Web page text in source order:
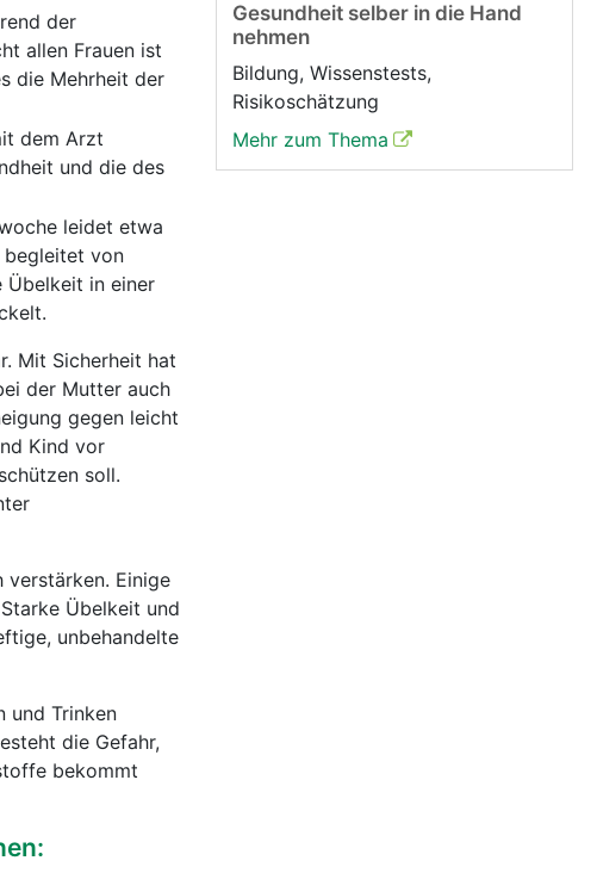
der
allen Frauen ist
die Mehrheit der
dem Arzt
und die des
leidet etwa
begleitet von
Übelkeit in einer
Mit Sicherheit hat
der Mutter auch
gegen leicht
Kind vor
soll.
verstärken. Einige
Übelkeit und
unbehandelte
und Trinken
die Gefahr,
bekommt
Gesundheit selber in die Hand
nehmen
Bildung, Wissenstests,
Risikoschätzung
Mehr zum Thema